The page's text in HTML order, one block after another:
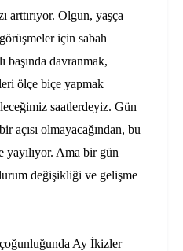
arttırıyor. Olgun, yaşça
için sabah
davranmak,
ölçe biçe yapmak
saatlerdeyiz. Gün
açısı olmayacağından, bu
Ama bir gün
değişikliği ve gelişme
Ay İkizler